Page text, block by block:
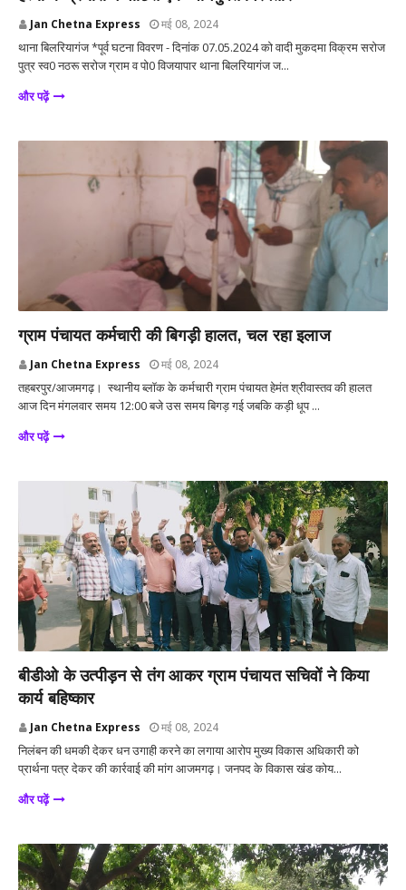
Jan Chetna Express मई 08, 2024
थाना बिलरियागंज *पूर्व घटना विवरण - दिनांक 07.05.2024 को वादी मुकदमा विक्रम सरोज
पुत्र स्व0 नठरू सरोज ग्राम व पो0 विजयापार थाना बिलरियागंज ज...
और पढ़ें
ग्राम पंचायत कर्मचारी की बिगड़ी हालत, चल रहा इलाज
Jan Chetna Express मई 08, 2024
तहबरपुर/आजमगढ़। स्थानीय ब्लॉक के कर्मचारी ग्राम पंचायत हेमंत श्रीवास्तव की हालत
आज दिन मंगलवार समय 12:00 बजे उस समय बिगड़ गई जबकि कड़ी धूप ...
और पढ़ें
बीडीओ के उत्पीड़न से तंग आकर ग्राम पंचायत सचिवों ने किया
कार्य बहिष्कार
Jan Chetna Express मई 08, 2024
निलंबन की धमकी देकर धन उगाही करने का लगाया आरोप मुख्य विकास अधिकारी को
प्रार्थना पत्र देकर की कार्रवाई की मांग आजमगढ़। जनपद के विकास खंड कोय...
और पढ़ें